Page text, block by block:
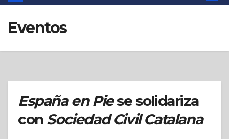
Eventos
España en Piese solidariza
con Sociedad Civil Catalana